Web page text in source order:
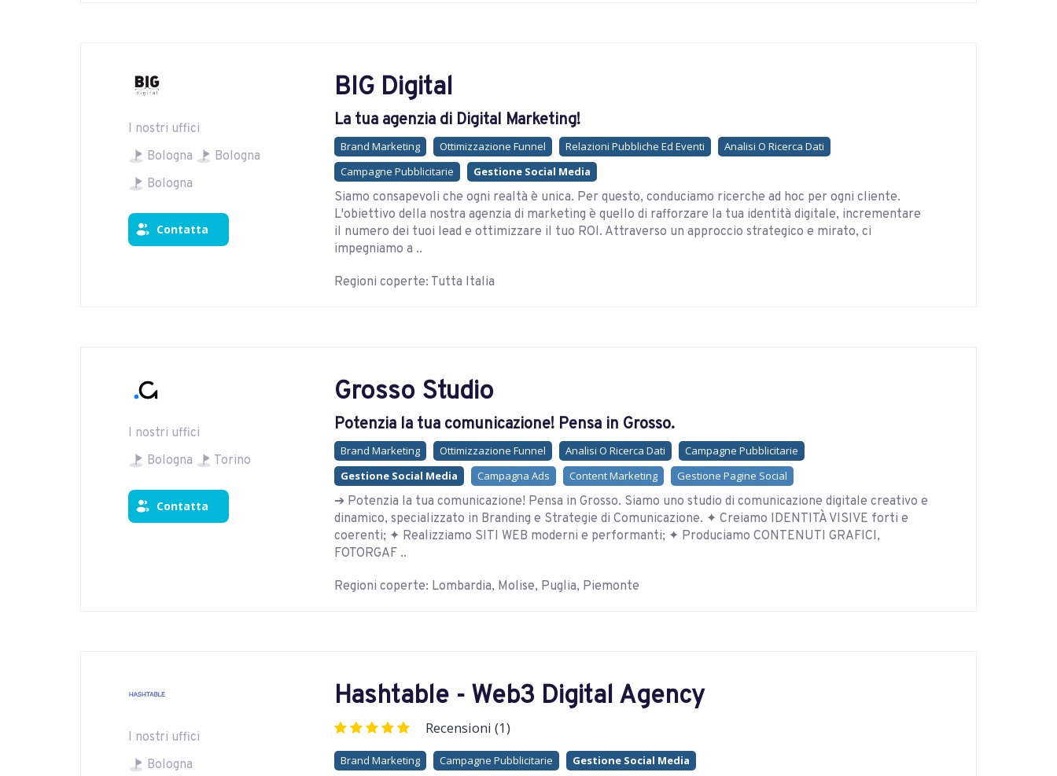
I nostri uffici
Bologna
Bologna
Bologna
Contatta
BIG Digital
La tua agenzia di Digital Marketing!
Brand Marketing Ottimizzazione Funnel Relazioni Pubbliche Ed Eventi
Analisi O Ricerca Dati
Campagne Pubblicitarie
Gestione Social Media
Siamo consapevoli che ogni realtà è unica. Per questo, conduciamo ricerche ad hoc per ogni cliente.
L'obiettivo della nostra agenzia di marketing è quello di rafforzare la tua identità digitale, incrementare
il numero dei tuoi lead e ottimizzare il tuo ROI. Attraverso un approccio strategico e mirato, ci
impegniamo a ..
Regioni coperte: Tutta Italia
I nostri uffici
Bologna
Torino
Contatta
Grosso Studio
Potenzia la tua comunicazione! Pensa in Grosso.
Brand Marketing Ottimizzazione Funnel Analisi O Ricerca Dati
Campagne Pubblicitarie
Gestione Social Media
Campagna Ads Content Marketing Gestione Pagine Social
➔ Potenzia la tua comunicazione! Pensa in Grosso. Siamo uno studio di comunicazione digitale creativo e
dinamico, specializzato in Branding e Strategie di Comunicazione. ✦ Creiamo IDENTITÀ VISIVE forti e
coerenti; ✦ Realizziamo SITI WEB moderni e performanti; ✦ Produciamo CONTENUTI GRAFICI,
FOTORGAF ..
Regioni coperte: Lombardia, Molise, Puglia, Piemonte
I nostri uffici
Bologna
Hashtable - Web3 Digital Agency
Recensioni (1)
Brand Marketing Campagne Pubblicitarie Gestione Social Media